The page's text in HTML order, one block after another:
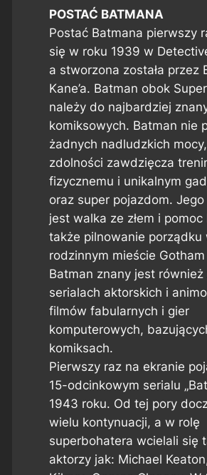
POSTAĆ BATMANA
Postać Batmana pierwszy
się w roku 1939 w
a stworzona została przez
Kane’a. Batman obok
należy do najbardziej
komiksowych. Batman nie
żadnych nadludzkich
zdolności zawdzięcza
fizycznemu i unikalnym
oraz super pojazdom.
jest walka ze złem i
także pilnowanie porządku
rodzinnym mieście Gotham
Batman znany jest również
serialach aktorskich i
filmów fabularnych i gier
komputerowych,
komiksach.
Pierwszy raz na ekranie
15-odcinkowym serialu
1943 roku. Od tej pory
wielu kontynuacji, a w rolę
superbohatera wcielali się
aktorzy jak: Michael